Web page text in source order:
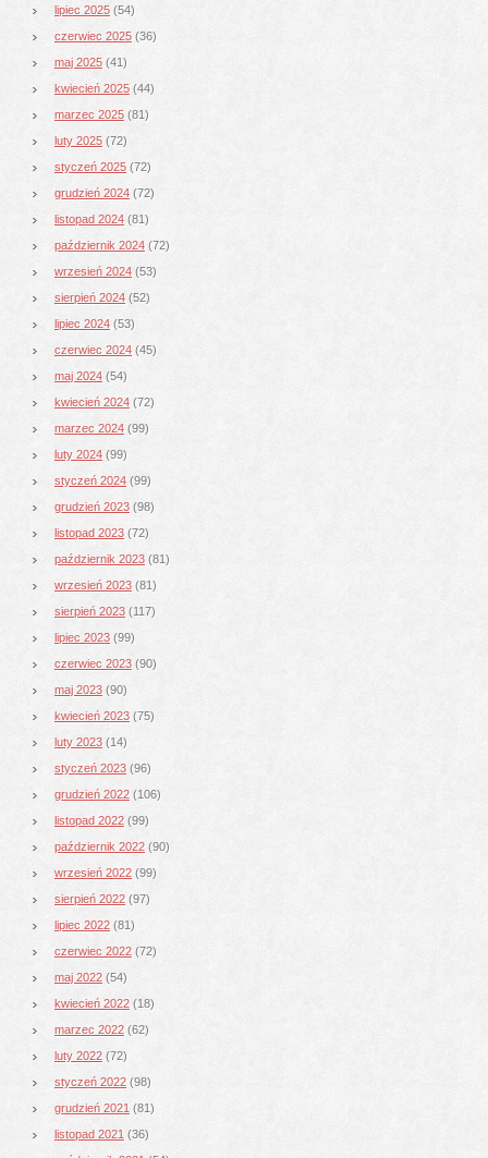
lipiec 2025 (54)
czerwiec 2025 (36)
maj 2025 (41)
kwiecień 2025 (44)
marzec 2025 (81)
luty 2025 (72)
styczeń 2025 (72)
grudzień 2024 (72)
listopad 2024 (81)
październik 2024 (72)
wrzesień 2024 (53)
sierpień 2024 (52)
lipiec 2024 (53)
czerwiec 2024 (45)
maj 2024 (54)
kwiecień 2024 (72)
marzec 2024 (99)
luty 2024 (99)
styczeń 2024 (99)
grudzień 2023 (98)
listopad 2023 (72)
październik 2023 (81)
wrzesień 2023 (81)
sierpień 2023 (117)
lipiec 2023 (99)
czerwiec 2023 (90)
maj 2023 (90)
kwiecień 2023 (75)
luty 2023 (14)
styczeń 2023 (96)
grudzień 2022 (106)
listopad 2022 (99)
październik 2022 (90)
wrzesień 2022 (99)
sierpień 2022 (97)
lipiec 2022 (81)
czerwiec 2022 (72)
maj 2022 (54)
kwiecień 2022 (18)
marzec 2022 (62)
luty 2022 (72)
styczeń 2022 (98)
grudzień 2021 (81)
listopad 2021 (36)